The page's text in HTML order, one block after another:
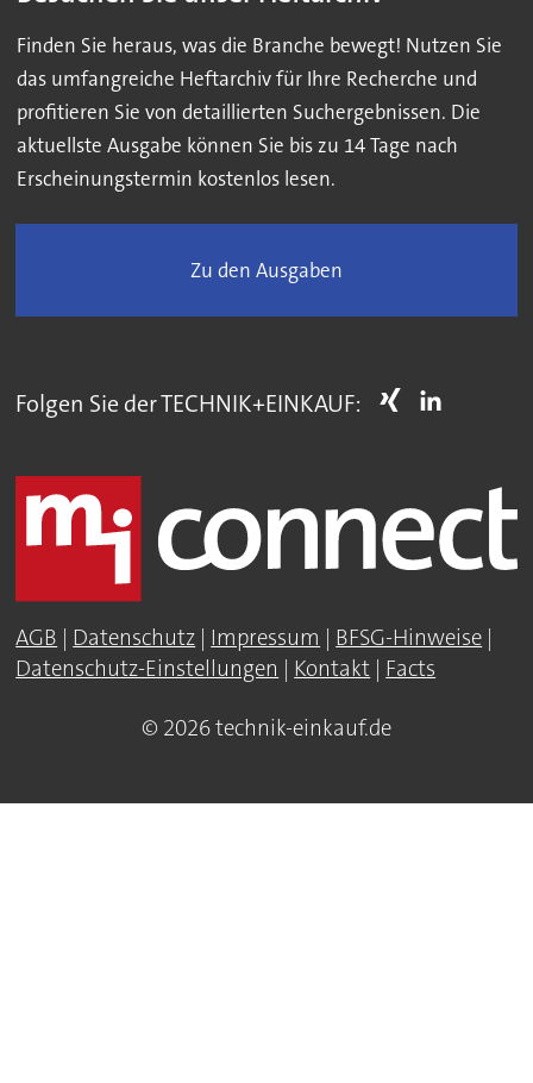
Finden Sie heraus, was die Branche bewegt! Nutzen Sie
das umfangreiche Heftarchiv für Ihre Recherche und
profitieren Sie von detaillierten Suchergebnissen. Die
aktuellste Ausgabe können Sie bis zu 14 Tage nach
Erscheinungstermin kostenlos lesen.
Zu den Ausgaben
Folgen Sie der TECHNIK+EINKAUF:
AGB | Datenschutz | Impressum | BFSG-Hinweise |
Datenschutz-Einstellungen | Kontakt | Facts
© 2026 technik-einkauf.de